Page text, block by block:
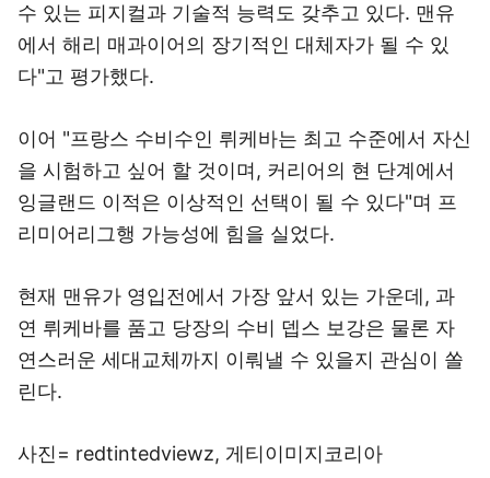
수 있는 피지컬과 기술적 능력도 갖추고 있다. 맨유
에서 해리 매과이어의 장기적인 대체자가 될 수 있
다"고 평가했다.
이어 "프랑스 수비수인 뤼케바는 최고 수준에서 자신
을 시험하고 싶어 할 것이며, 커리어의 현 단계에서
잉글랜드 이적은 이상적인 선택이 될 수 있다"며 프
리미어리그행 가능성에 힘을 실었다.
현재 맨유가 영입전에서 가장 앞서 있는 가운데, 과
연 뤼케바를 품고 당장의 수비 뎁스 보강은 물론 자
연스러운 세대교체까지 이뤄낼 수 있을지 관심이 쏠
린다.
사진= redtintedviewz, 게티이미지코리아